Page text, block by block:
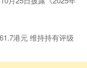
港元 维持持有评级